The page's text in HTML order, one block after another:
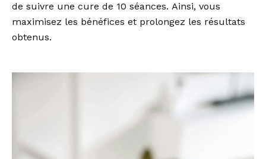
de suivre une cure de 10 séances. Ainsi, vous
maximisez les bénéfices et prolongez les résultats
obtenus.